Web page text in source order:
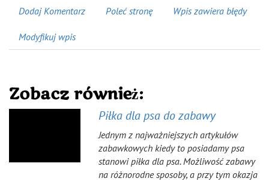
Dodaj Komentarz Poleć stronę Wpis zawiera błędy
Modyfikuj wpis
Zobacz również:
Piłka dla psa do zabawy
Jednym z najważniejszych artykułów
zabawkowych kiedy to posiadamy psa
stanowi piłka dla psa. Możliwość zabawy
na różnorodne sposoby, a przy tym okazja